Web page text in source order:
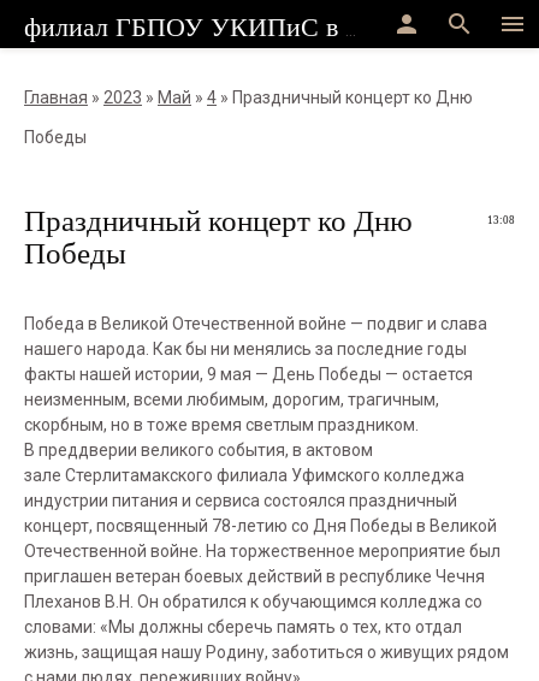
menu
search
person
Главная » 2023 » Май » 4 » Праздничный концерт ко Дню
Победы
13:08
Праздничный концерт ко Дню
Победы
Победа в Великой Отечественной войне — подвиг и слава
нашего народа. Как бы ни менялись за последние годы
факты нашей истории, 9 мая — День Победы — остается
неизменным, всеми любимым, дорогим, трагичным,
скорбным, но в тоже время светлым праздником.
В преддверии великого события, в актовом
зале Стерлитамакского филиала Уфимского колледжа
индустрии питания и сервиса состоялся праздничный
концерт, посвященный 78-летию со Дня Победы в Великой
Отечественной войне. На торжественное мероприятие был
приглашен ветеран боевых действий в республике Чечня
Плеханов В.Н. Он обратился к обучающимся колледжа со
словами: «Мы должны сберечь память о тех, кто отдал
жизнь, защищая нашу Родину, заботиться о живущих рядом